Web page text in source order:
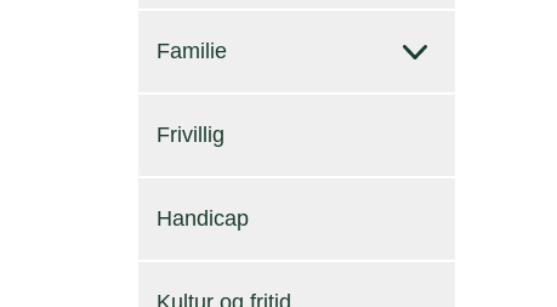
Familie
Frivillig
Handicap
Kultur og fritid